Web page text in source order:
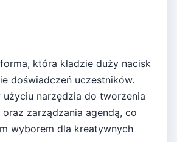
która kładzie duży nacisk
doświadczeń uczestników.
użyciu narzędzia do tworzenia
zarządzania agendą, co
wyborem dla kreatywnych